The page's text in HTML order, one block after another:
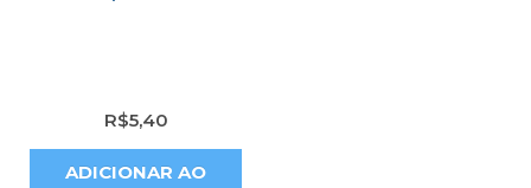
R$5,40
ADICIONAR AO